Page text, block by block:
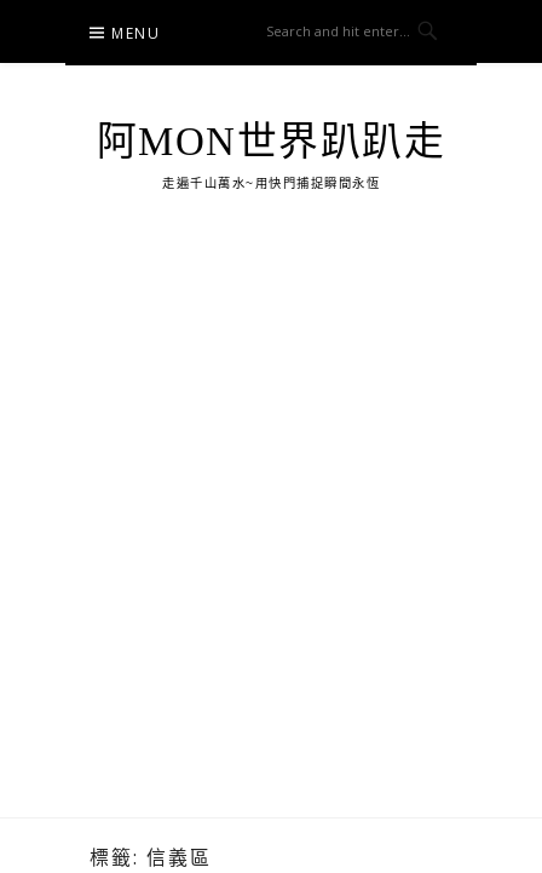
content
MENU
阿MON世界趴趴走
走遍千山萬水~用快門捕捉瞬間永恆
標籤: 信義區